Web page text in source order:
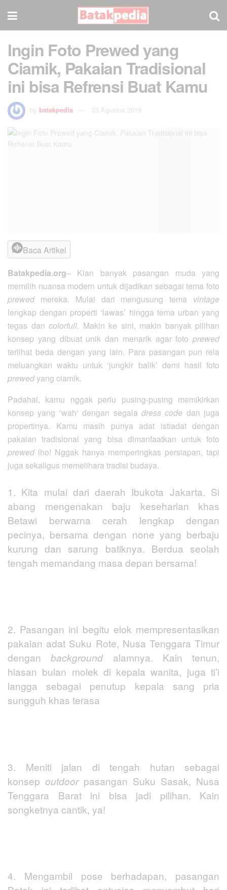
Ingin Foto Prewed yang
Ciamik, Pakaian Tradisional
ini bisa Refrensi Buat Kamu
by batakpedia 23 Agustus 2019
Baca Artikel
Batakpedia.org– Kian banyak pasangan muda yang
memilih nuansa modern untuk dijadikan sebagai tema foto
prewed mereka. Mulai dari mengusung tema vintage
lengkap dengan properti ‘lawas’ hingga tema urban yang
tegas dan colorfull. Makin ke sini, makin banyak pilihan
konsep yang dibuat unik dan menarik agar foto prewed
terlihat beda dengan yang lain. Para pasangan pun rela
meluangkan waktu untuk ‘jungkir balik’ demi hasil foto
prewedyang ciamik.
Padahal, kamu nggak perlu pusing-pusing memikirkan
konsep yang ‘wah‘ dengan segala dress code dan juga
propertinya. Kamu masih punya adat istiadat dengan
pakaian tradisional yang bisa dimanfaatkan untuk foto
prewedlho! Nggak hanya memperingkas persiapan, tapi
juga sekaligus memelihara tradisi budaya.
1. Kita mulai dari daerah Ibukota Jakarta. Si
abang mengenakan baju keseharian khas
Betawi berwarna cerah lengkap dengan
pecinya, bersama dengan none yang berbaju
kurung dan sarung batiknya. Berdua seolah
tengah memandang masa depan bersama!
2. Pasangan ini begitu elok mempresentasikan
pakaian adat Suku Rote, Nusa Tenggara Timur
denganbackgroundalamnya. Kain tenun,
hiasan bulan molek di kepala wanita, juga ti’i
langga sebagai penutup kepala sang pria
sungguh khas terasa
3. Meniti jalan di tengah hutan sebagai
konsep outdoorpasangan Suku Sasak, Nusa
Tenggara Barat ini bisa jadi pilihan. Kain
songketnya cantik, ya!
4. Mengambil pose berhadapan, pasangan